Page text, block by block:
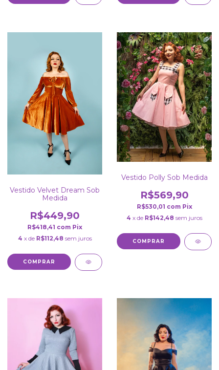
Vestido Velvet Dream Sob
Medida
R$449,90
R$418,41 com Pix
4 x de R$112,48 sem juros
COMPRAR
Vestido Polly Sob Medida
R$569,90
R$530,01 com Pix
4 x de R$142,48 sem juros
COMPRAR